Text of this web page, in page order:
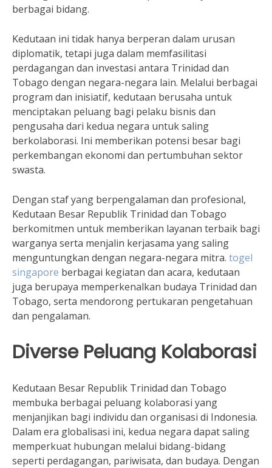
berbagai bidang.
Kedutaan ini tidak hanya berperan dalam urusan
diplomatik, tetapi juga dalam memfasilitasi
perdagangan dan investasi antara Trinidad dan
Tobago dengan negara-negara lain. Melalui berbagai
program dan inisiatif, kedutaan berusaha untuk
menciptakan peluang bagi pelaku bisnis dan
pengusaha dari kedua negara untuk saling
berkolaborasi. Ini memberikan potensi besar bagi
perkembangan ekonomi dan pertumbuhan sektor
swasta.
Dengan staf yang berpengalaman dan profesional,
Kedutaan Besar Republik Trinidad dan Tobago
berkomitmen untuk memberikan layanan terbaik bagi
warganya serta menjalin kerjasama yang saling
menguntungkan dengan negara-negara mitra. togel
singapore berbagai kegiatan dan acara, kedutaan
juga berupaya memperkenalkan budaya Trinidad dan
Tobago, serta mendorong pertukaran pengetahuan
dan pengalaman.
Diverse Peluang Kolaborasi
Kedutaan Besar Republik Trinidad dan Tobago
membuka berbagai peluang kolaborasi yang
menjanjikan bagi individu dan organisasi di Indonesia.
Dalam era globalisasi ini, kedua negara dapat saling
memperkuat hubungan melalui bidang-bidang
seperti perdagangan, pariwisata, dan budaya. Dengan